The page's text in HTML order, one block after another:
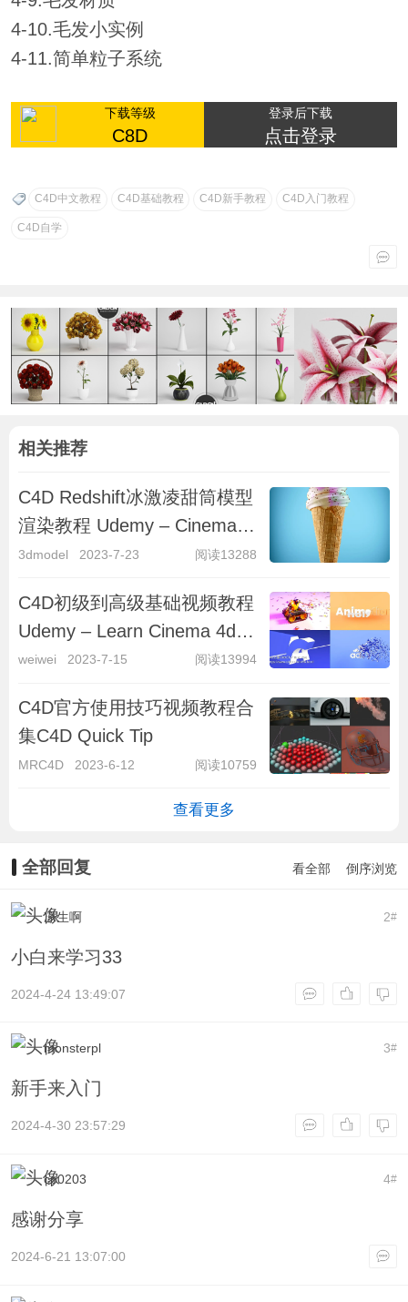
4-10.毛发小实例
4-11.简单粒子系统
下载等级
C8D
登录后下载
点击登录
C4D中文教程 C4D基础教程 C4D新手教程 C4D入门教程
C4D自学
相关推荐
C4D Redshift冰激凌甜筒模型
渲染教程 Udemy – Cinema
4D Masterclass Creating Ice
3dmodel 2023-7-23 阅读13288
C4D初级到高级基础视频教程
Udemy – Learn Cinema 4d
From Scratch From Beginner
weiwei 2023-7-15 阅读13994
C4D官方使用技巧视频教程合
集C4D Quick Tip
MRC4D 2023-6-12 阅读10759
查看更多
全部回复 看全部 倒序浏览
2#
凉生啊
小白来学习33
2024-4-24 13:49:07
3#
monsterpl
新手来入门
2024-4-30 23:57:29
4#
cp0203
感谢分享
2024-6-21 13:07:00